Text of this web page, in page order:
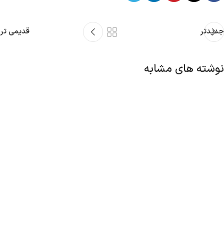
جدیدتر قدیمی تر
نوشته های مشابه